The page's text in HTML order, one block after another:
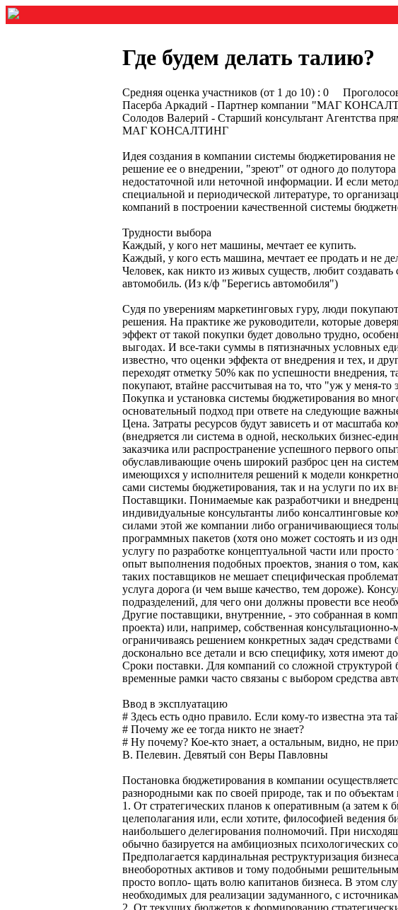
Где будем делать талию?
Средняя оценка участников (от 1 до 10) : 0
Пасерба Аркадий - Партнер компании "МАГ
Солодов Валерий - Cтарший консультант Агентства
МАГ КОНСАЛТИНГ
Идея создания в компании системы бюджетирования
решение ее о внедрении, "зреют" от одного до
недостаточной или неточной информации. И если
специальной и периодической литературе, то
компаний в построении качественной системы
Трудности выбора
Каждый, у кого нет машины, мечтает ее купить.
Каждый, у кого есть машина, мечтает ее продать и не
Человек, как никто из живых существ, любит
автомобиль. (Из к/ф "Берегись автомобиля")
Судя по уверениям маркетинговых гуру, люди
решения. На практике же руководители, которые
эффект от такой покупки будет довольно трудно,
выгодах. И все-таки суммы в пятизначных условных
известно, что оценки эффекта от внедрения и тех, и
переходят отметку 50% как по успешности внедрения,
покупают, втайне рассчитывая на то, что "уж у меня-то
Покупка и установка системы бюджетирования во
основательный подход при ответе на следующие
Цена. Затраты ресурсов будут зависеть и от масштаба
(внедряется ли система в одной, нескольких бизнес-
заказчика или распространение успешного первого
обуславливающие очень широкий разброс цен на
имеющихся у исполнителя решений к модели
сами системы бюджетирования, так и на услуги по их
Поставщики. Понимаемые как разработчики и
индивидуальные консультанты либо консалтинговые
силами этой же компании либо ограничивающиеся
программных пакетов (хотя оно может состоять и из
услугу по разработке концептуальной части или
опыт выполнения подобных проектов, знания о том,
таких поставщиков не мешает специфическая
услуга дорога (и чем выше качество, тем дороже).
подразделений, для чего они должны провести все
Другие поставщики, внутренние, - это собранная в
проекта) или, например, собственная
ограничиваясь решением конкретных задач
досконально все детали и всю специфику, хотя имеют
Сроки поставки. Для компаний со сложной структурой
временные рамки часто связаны с выбором средства
Ввод в эксплуатацию
# Здесь есть одно правило. Если кому-то известна эта
# Почему же ее тогда никто не знает?
# Ну почему? Кое-кто знает, а остальным, видно, не
В. Пелевин. Девятый сон Веры Павловны
Постановка бюджетирования в компании
разнородными как по своей природе, так и по объектам
1. От стратегических планов к оперативным (а затем
целеполагания или, если хотите, философией ведения
наибольшего делегирования полномочий. При
обычно базируется на амбициозных психологических
Предполагается кардинальная реструктуризация
внеоборотных активов и тому подобными
просто вопло- щать волю капитанов бизнеса. В этом
необходимых для реализации задуманного, с
2. От текущих бюджетов к формированию